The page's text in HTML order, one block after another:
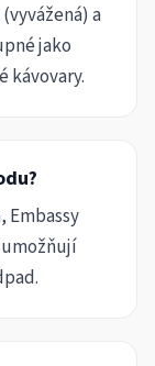
a
jako
kávovary.
Embassy
umožňují